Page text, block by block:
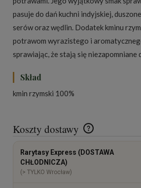
pasuje do dań kuchni indyjskiej,
serów oraz wędlin. Dodatek kminu
potrawom wyrazistego i
sprawiając, że stają się niezapomniane
Skład
kmin rzymski 100%
Koszty dostawy
Cena nie zawiera ewentualnych kosztów
Rarytasy Express (DOSTAWA
CHŁODNICZA)
(> TYLKO Wrocław)